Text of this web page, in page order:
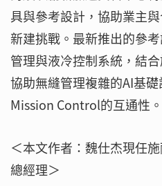
具與參考設計，協助業主
新建挑戰。最新推出的參
管理與液冷控制系統，結
協助無縫管理複雜的AI基
Mission Control的互通性。
＜本文作者：魏仕杰現任
總經理＞